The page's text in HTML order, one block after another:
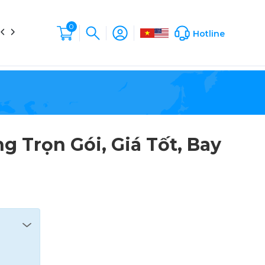
Tin tức Liên hệ Hộp Sản Phẩm Company Profile
0
Hotline
Trọn Gói, Giá Tốt, Bay